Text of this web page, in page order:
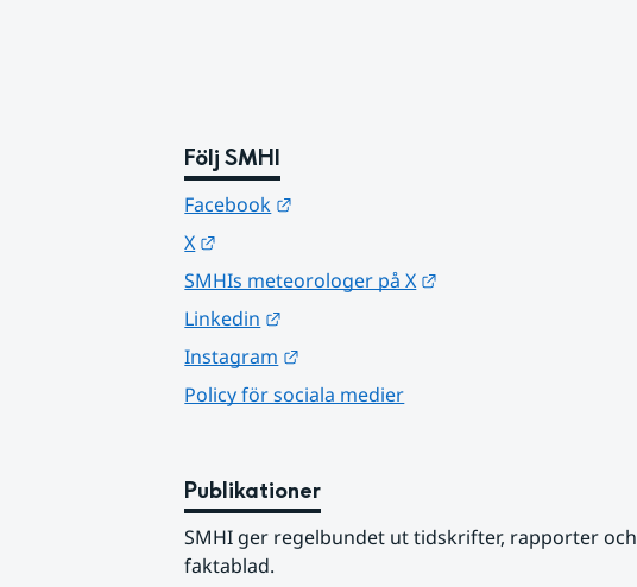
Följ SMHI
Facebook
X
SMHIs meteorologer på X
Linkedin
Instagram
Policy för sociala medier
Publikationer
SMHI ger regelbundet ut tidskrifter, rapporter och
faktablad.